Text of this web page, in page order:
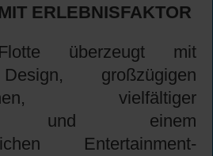
ERLEBNISFAKTOR
überzeugt mit
großzügigen
vielfältiger
und einem
Entertainment-